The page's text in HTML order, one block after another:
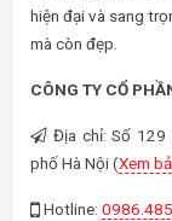
hiện đại và sang
mà còn đẹp.
CÔNG TY CỔ
Địa chỉ: Số 129
phố Hà Nội (Xem
Hotline: